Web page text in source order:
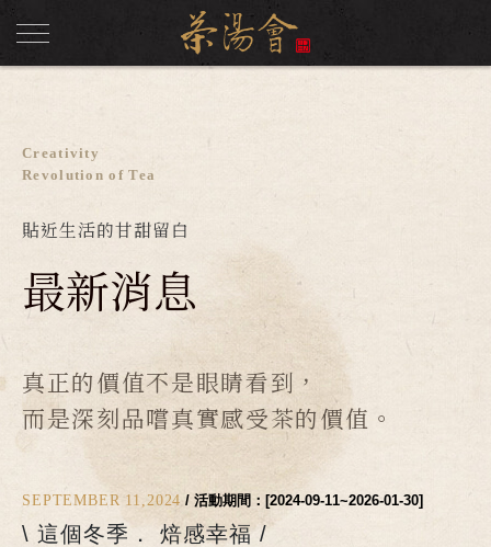
Creativity
Revolution of Tea
貼近生活的甘甜留白
最新消息
真正的價值不是眼睛看到，
而是深刻品嚐真實感受茶的價值。
SEPTEMBER 11,2024 / 活動期間：[2024-09-11~2026-01-30]
\ 這個冬季． 焙感幸福 /